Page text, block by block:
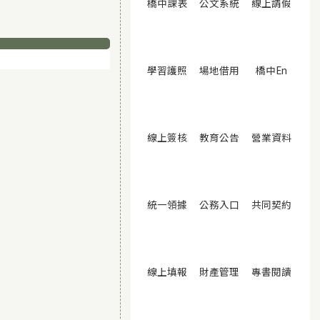
橋中課表 公文系統 線上請假
學習護照 (另開視窗)
場地借用 (另開視窗)
橋中En
線上簽核(另開視窗)
教育公告(另開視窗)
營業資料(另開
統一領據 (另開視窗)
公務入口 (另開視窗)
共同契約
線上填報 (另開視窗)
財產管理 (另開視窗)
專書閱讀